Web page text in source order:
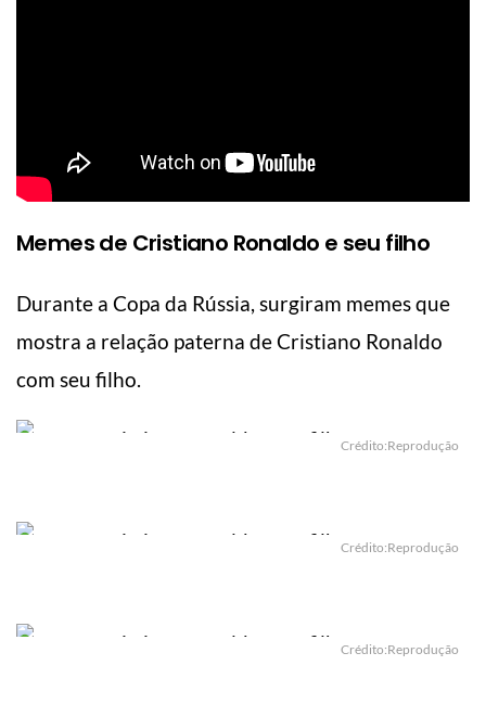
Memes de Cristiano Ronaldo e seu filho
Durante a Copa da Rússia, surgiram memes que
mostra a relação paterna de Cristiano Ronaldo
com seu filho.
Crédito:Reprodução
Crédito:Reprodução
Crédito:Reprodução